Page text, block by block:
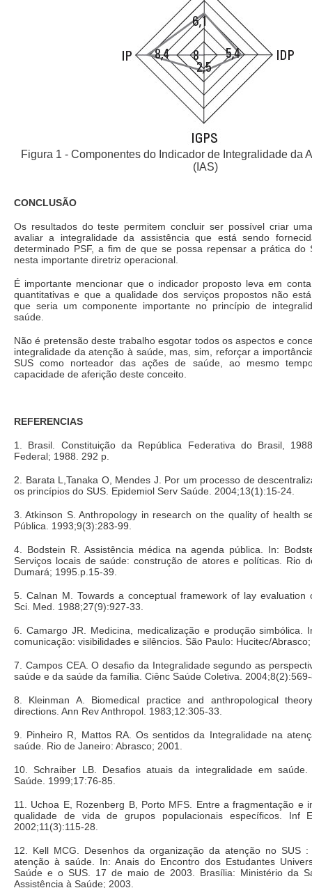
Figura 1 - Componentes do Indicador de Integralidade da
(IAS)
CONCLUSÃO
Os resultados do teste permitem concluir ser possível criar
avaliar a integralidade da assistência que está sendo
determinado PSF, a fim de que se possa repensar a prática do
nesta importante diretriz operacional.
É importante mencionar que o indicador proposto leva em
quantitativas e que a qualidade dos serviços propostos não
que seria um componente importante no princípio de
saúde.
Não é pretensão deste trabalho esgotar todos os aspectos e
integralidade da atenção à saúde, mas, sim, reforçar a
SUS como norteador das ações de saúde, ao mesmo
capacidade de aferição deste conceito.
REFERENCIAS
1. Brasil. Constituição da República Federativa do Brasil,
Federal; 1988. 292 p.
2. Barata L,Tanaka O, Mendes J. Por um processo de
os princípios do SUS. Epidemiol Serv Saúde. 2004;13(1):15-24.
3. Atkinson S. Anthropology in research on the quality of health
Pública. 1993;9(3):283-99.
4. Bodstein R. Assistência médica na agenda pública. In:
Serviços locais de saúde: construção de atores e políticas. Rio
Dumará; 1995.p.15-39.
5. Calnan M. Towards a conceptual framework of lay evaluation
Sci. Med. 1988;27(9):927-33.
6. Camargo JR. Medicina, medicalização e produção simbólica.
comunicação: visibilidades e silêncios. São Paulo: Hucitec/
7. Campos CEA. O desafio da Integralidade segundo as
saúde e da saúde da família. Ciênc Saúde Coletiva.
8. Kleinman A. Biomedical practice and anthropological
directions. Ann Rev Anthropol. 1983;12:305-33.
9. Pinheiro R, Mattos RA. Os sentidos da Integralidade na
saúde. Rio de Janeiro: Abrasco; 2001.
10. Schraiber LB. Desafios atuais da integralidade em
Saúde. 1999;17:76-85.
11. Uchoa E, Rozenberg B, Porto MFS. Entre a fragmentação e
qualidade de vida de grupos populacionais específicos. Inf
2002;11(3):115-28.
12. Kell MCG. Desenhos da organização da atenção no SUS
atenção à saúde. In: Anais do Encontro dos Estudantes
Saúde e o SUS. 17 de maio de 2003. Brasília: Ministério da
Assistência à Saúde; 2003.